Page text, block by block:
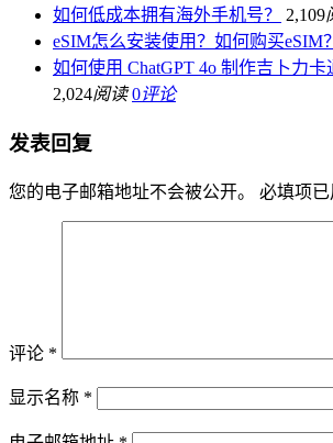
如何低成本拥有海外手机号？
2,109
eSIM怎么安装使用？如何购买eSIM？
如何使用 ChatGPT 4o 制作吉卜力卡
2,024阅读 0评论
发表回复
您的电子邮箱地址不会被公开。 必填项已
评论 *
显示名称 *